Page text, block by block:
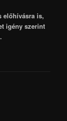
előhívásra is,
igény szerint